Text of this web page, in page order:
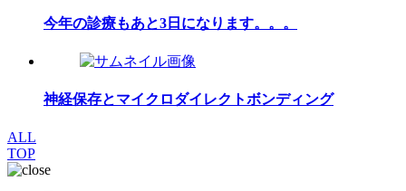
今年の診療もあと3日になります。。。
神経保存とマイクロダイレクトボンディング
ALL
TOP